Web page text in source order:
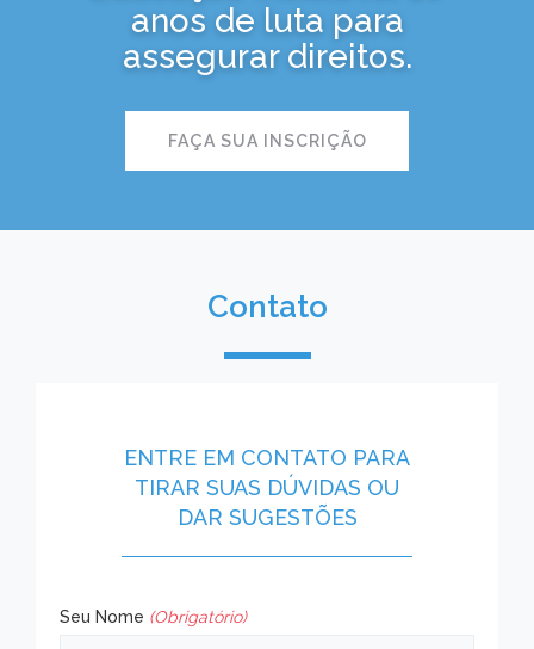
anos de luta para
assegurar direitos.
FAÇA SUA INSCRIÇÃO
Contato
ENTRE EM CONTATO PARA
TIRAR SUAS DÚVIDAS OU
DAR SUGESTÕES
Seu Nome (Obrigatório)